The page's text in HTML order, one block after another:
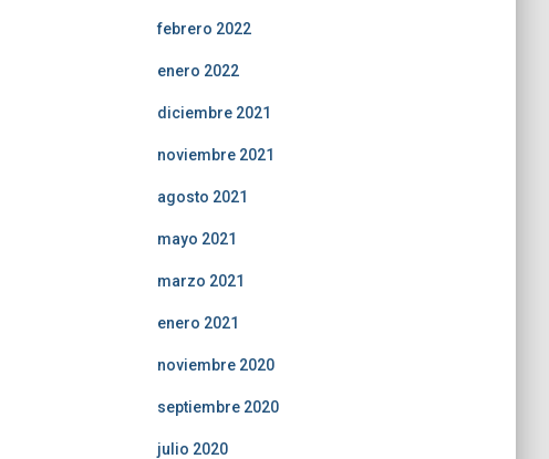
febrero 2022
enero 2022
diciembre 2021
noviembre 2021
agosto 2021
mayo 2021
marzo 2021
enero 2021
noviembre 2020
septiembre 2020
julio 2020